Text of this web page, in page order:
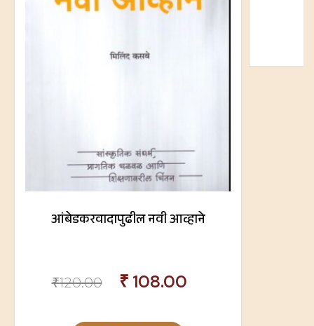
आंबेडकरवादापुढील नवी आव्हाने
₹120.00 ₹ 108.00